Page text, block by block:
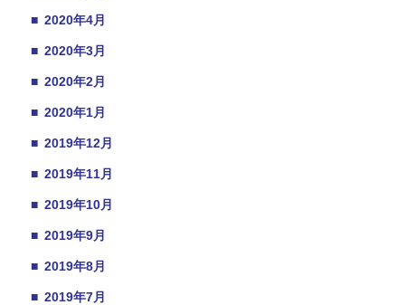
■ 2020年4月
■ 2020年3月
■ 2020年2月
■ 2020年1月
■ 2019年12月
■ 2019年11月
■ 2019年10月
■ 2019年9月
■ 2019年8月
■ 2019年7月